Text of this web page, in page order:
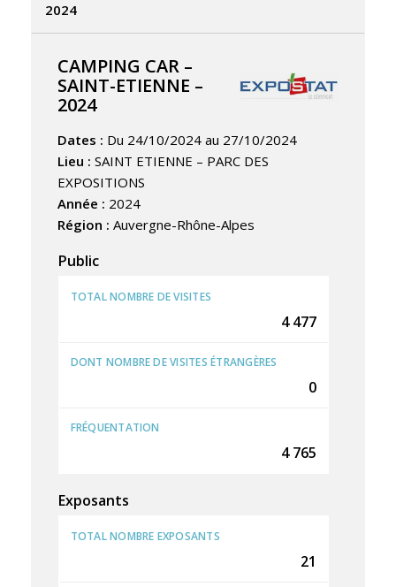
2024
CAMPING CAR –
SAINT-ETIENNE –
2024
Dates : Du 24/10/2024 au 27/10/2024
Lieu : SAINT ETIENNE – PARC DES
EXPOSITIONS
Année : 2024
Région : Auvergne-Rhône-Alpes
Public
TOTAL NOMBRE DE VISITES
4 477
DONT NOMBRE DE VISITES ÉTRANGÈRES
0
FRÉQUENTATION
4 765
Exposants
TOTAL NOMBRE EXPOSANTS
21